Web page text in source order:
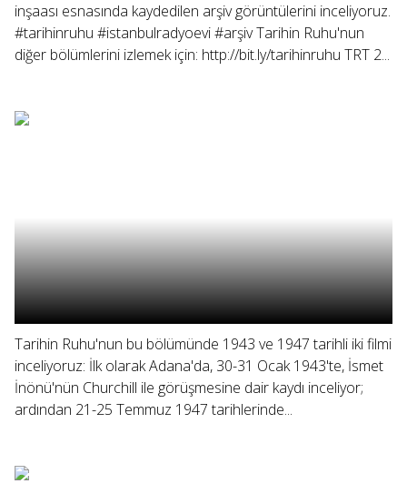
inşaası esnasında kaydedilen arşiv görüntülerini inceliyoruz.
#tarihinruhu #istanbulradyoevi #arşiv Tarihin Ruhu'nun
diğer bölümlerini izlemek için: http://bit.ly/tarihinruhu TRT 2...
Tarihin Ruhu'nun bu bölümünde 1943 ve 1947 tarihli iki filmi
inceliyoruz: İlk olarak Adana'da, 30-31 Ocak 1943'te, İsmet
İnönü'nün Churchill ile görüşmesine dair kaydı inceliyor;
ardından 21-25 Temmuz 1947 tarihlerinde...